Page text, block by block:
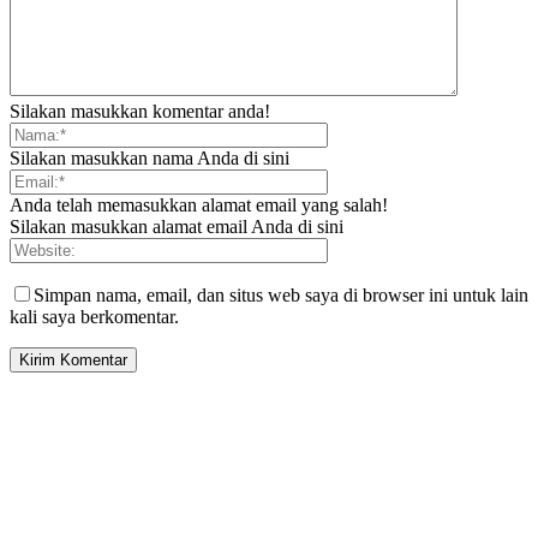
Silakan masukkan komentar anda!
Silakan masukkan nama Anda di sini
Anda telah memasukkan alamat email yang salah!
Silakan masukkan alamat email Anda di sini
Simpan nama, email, dan situs web saya di browser ini untuk lain
kali saya berkomentar.